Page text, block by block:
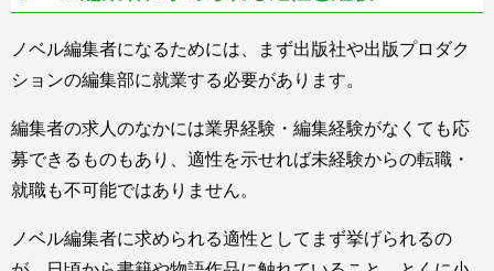
ノベル編集者になるためには、まず出版社や出版プロダク
ションの編集部に就業する必要があります。
編集者の求人のなかには業界経験・編集経験がなくても応
募できるものもあり、適性を示せれば未経験からの転職・
就職も不可能ではありません。
ノベル編集者に求められる適性としてまず挙げられるの